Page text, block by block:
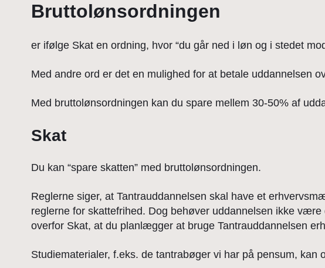
Bruttolønsordningen
er ifølge Skat en ordning, hvor “du går ned i løn og i stedet
Med andre ord er det en mulighed for at betale uddannelsen
Med bruttolønsordningen kan du spare mellem 30-50% af
Skat
Du kan “spare skatten” med bruttolønsordningen.
Reglerne siger, at Tantrauddannelsen skal have et
reglerne for skattefrihed. Dog behøver uddannelsen ikke
overfor Skat, at du planlægger at bruge Tantrauddannelsen
Studiematerialer, f.eks. de tantrabøger vi har på pensum, kan